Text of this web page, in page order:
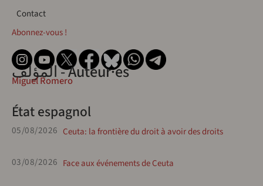
Contact
Contact
Abonnez-vous !
المؤلف - Auteur·esMiguel Romero
État espagnol
05/08/2026 Ceuta: la frontière du droit à avoir des droits
03/08/2026 Face aux événements de Ceuta